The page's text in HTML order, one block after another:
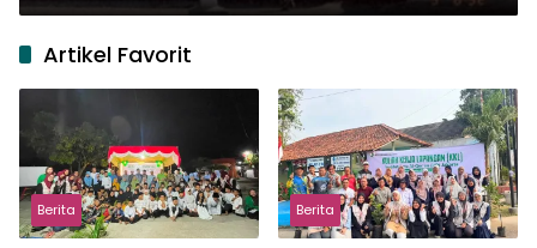
Artikel Favorit
Berita Berita